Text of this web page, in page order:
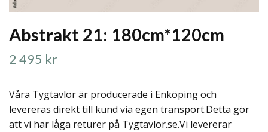
Abstrakt 21: 180cm*120cm
2 495 kr
Våra Tygtavlor är producerade i Enköping och
levereras direkt till kund via egen transport.Detta gör
att vi har låga returer på Tygtavlor.se.Vi levererar